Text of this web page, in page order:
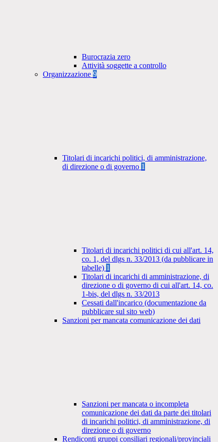
Burocrazia zero
Attività soggette a controllo
Organizzazione 9
Titolari di incarichi politici, di amministrazione,
di direzione o di governo 1
Titolari di incarichi politici di cui all'art. 14,
co. 1, del dlgs n. 33/2013 (da pubblicare in
tabelle) 1
Titolari di incarichi di amministrazione, di
direzione o di governo di cui all'art. 14, co.
1-bis, del dlgs n. 33/2013
Cessati dall'incarico (documentazione da
pubblicare sul sito web)
Sanzioni per mancata comunicazione dei dati
Sanzioni per mancata o incompleta
comunicazione dei dati da parte dei titolari
di incarichi politici, di amministrazione, di
direzione o di governo
Rendiconti gruppi consiliari regionali/provinciali